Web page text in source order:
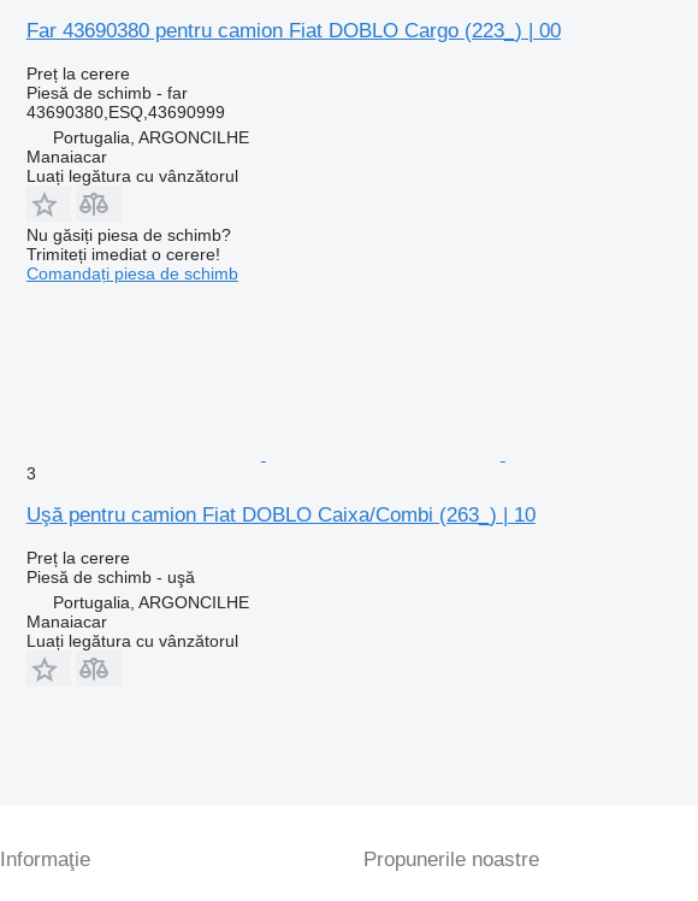
Far 43690380 pentru camion Fiat DOBLO Cargo (223_) | 00
Preț la cerere
Piesă de schimb - far
43690380,ESQ,43690999
Portugalia, ARGONCILHE
Manaiacar
Luați legătura cu vânzătorul
Nu găsiți piesa de schimb?
Trimiteți imediat o cerere!
Comandați piesa de schimb
3
Uşă pentru camion Fiat DOBLO Caixa/Combi (263_) | 10
Preț la cerere
Piesă de schimb - uşă
Portugalia, ARGONCILHE
Manaiacar
Luați legătura cu vânzătorul
Informaţie Propunerile noastre